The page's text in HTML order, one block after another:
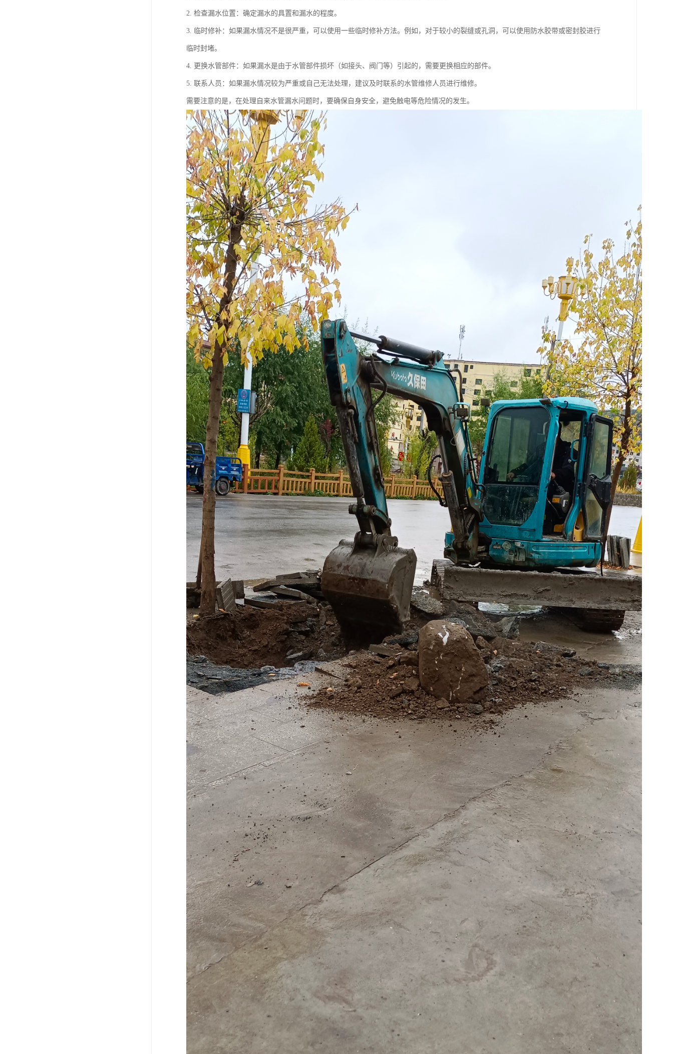
2. 检查漏水位置：确定漏水的具置和漏水的程度。
3. 临时修补：如果漏水情况不是很严重，可以使用一些临时修补方法。例如，对于较小的裂缝或孔洞，可以使用防水胶带或密封胶进行
临时封堵。
4. 更换水管部件：如果漏水是由于水管部件损坏（如接头、阀门等）引起的，需要更换相应的部件。
5. 联系人员：如果漏水情况较为严重或自己无法处理，建议及时联系的水管维修人员进行维修。
需要注意的是，在处理自来水管漏水问题时，要确保自身安全，避免触电等危险情况的发生。